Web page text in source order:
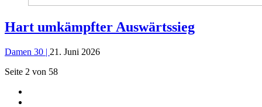
Hart umkämpfter Auswärtssieg
Damen 30 | 21. Juni 2026
Seite 2 von 58